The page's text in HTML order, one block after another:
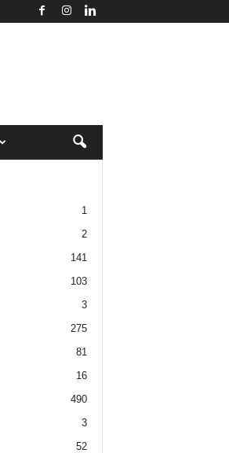
1
2
141
103
3
275
81
16
490
3
52